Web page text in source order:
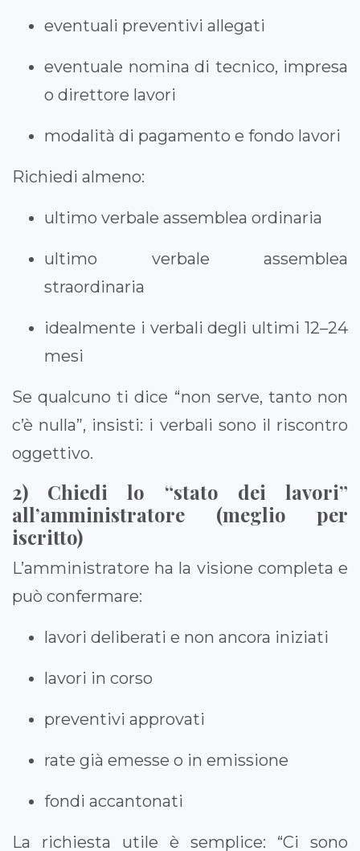
eventuali preventivi allegati
eventuale nomina di tecnico, impresa
o direttore lavori
modalità di pagamento e fondo lavori
Richiedi almeno:
ultimo verbale assemblea ordinaria
ultimo verbale assemblea
straordinaria
idealmente i verbali degli ultimi 12–24
mesi
Se qualcuno ti dice “non serve, tanto non
c’è nulla”, insisti: i verbali sono il riscontro
oggettivo.
2) Chiedi lo “stato dei lavori”
all’amministratore (meglio per
iscritto)
L’amministratore ha la visione completa e
può confermare:
lavori deliberati e non ancora iniziati
lavori in corso
preventivi approvati
rate già emesse o in emissione
fondi accantonati
La richiesta utile è semplice: “Ci sono